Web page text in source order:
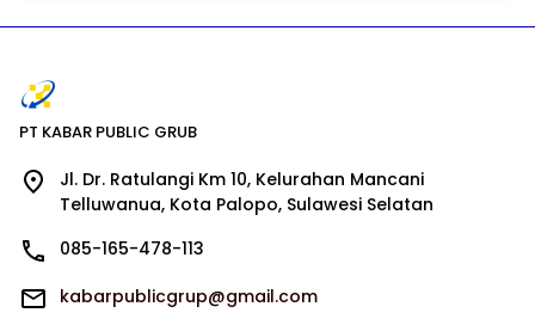
PT KABAR PUBLIC GRUB
Jl. Dr. Ratulangi Km 10, Kelurahan Mancani
Telluwanua, Kota Palopo, Sulawesi Selatan
085-165-478-113
kabarpublicgrup@gmail.com